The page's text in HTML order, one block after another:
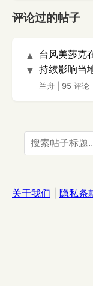
评论过的帖子
▲
▼
台风美莎克
持续影响当
兰舟 95 评论
关于我们 隐私条